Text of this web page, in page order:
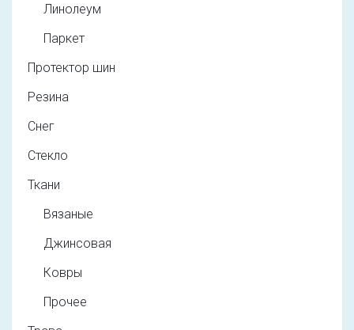
Линолеум
Паркет
Протектор шин
Резина
Снег
Стекло
Ткани
Вязаные
Джинсовая
Ковры
Прочее